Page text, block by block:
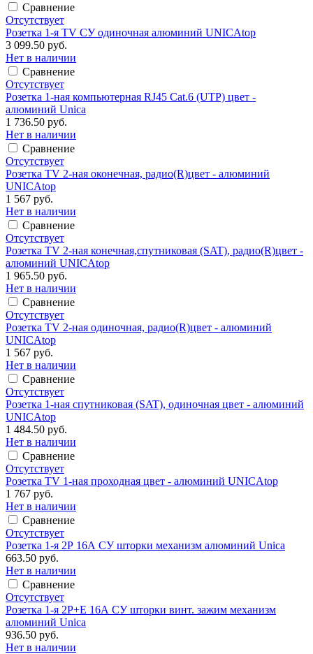
Сравнение
Отсутствует
Розетка 1-я TV СУ одиночная алюминий UNICAtop
3 099.50 руб.
Нет в наличии
Сравнение
Отсутствует
Розетка 1-ная компьютерная RJ45 Cat.6 (UTP) цвет -
алюминий Unica
1 736.50 руб.
Нет в наличии
Сравнение
Отсутствует
Розетка TV 2-ная оконечная, радио(R)цвет - алюминий
UNICAtop
1 567 руб.
Нет в наличии
Сравнение
Отсутствует
Розетка TV 2-ная конечная,спутниковая (SAT), радио(R)цвет -
алюминий UNICAtop
1 965.50 руб.
Нет в наличии
Сравнение
Отсутствует
Розетка TV 2-ная одиночная, радио(R)цвет - алюминий
UNICAtop
1 567 руб.
Нет в наличии
Сравнение
Отсутствует
Розетка 1-ная спутниковая (SAT), одиночная цвет - алюминий
UNICAtop
1 484.50 руб.
Нет в наличии
Сравнение
Отсутствует
Розетка TV 1-ная проходная цвет - алюминий UNICAtop
1 767 руб.
Нет в наличии
Сравнение
Отсутствует
Розетка 1-я 2Р 16А СУ шторки механизм алюминий Unica
663.50 руб.
Нет в наличии
Сравнение
Отсутствует
Розетка 1-я 2Р+Е 16А СУ шторки винт. зажим механизм
алюминий Unica
936.50 руб.
Нет в наличии